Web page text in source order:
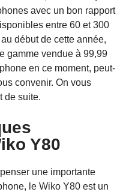
avec un bon rapport
entre 60 et 300
début de cette année,
gamme vendue à 99,99
en ce moment, peut-
convenir. On vous
de suite.
Y80
une importante
le Wiko Y80 est un